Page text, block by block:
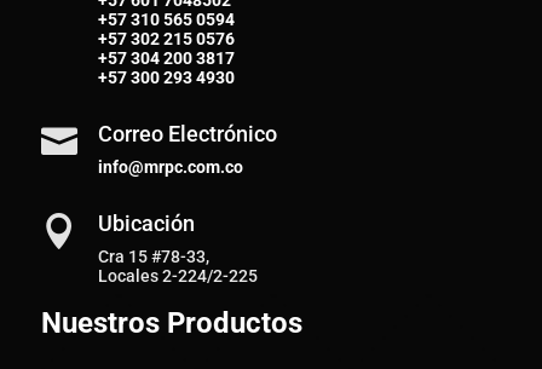
+57310 565 0594
+57302 215 0576
+57304 200 3817
+57300 293 4930
 Correo Electrónico
info@mrpc.com.co
 Ubicación
Cra 15 #78-33,
Locales 2-224/2-225
Nuestros Productos